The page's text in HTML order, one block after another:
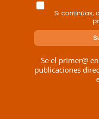
los
POR
Si continúas,
Se el primer@
publicaciones